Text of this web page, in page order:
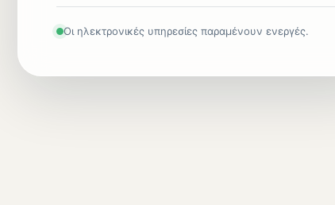
Οι ηλεκτρονικές υπηρεσίες παραμένουν ενεργές.